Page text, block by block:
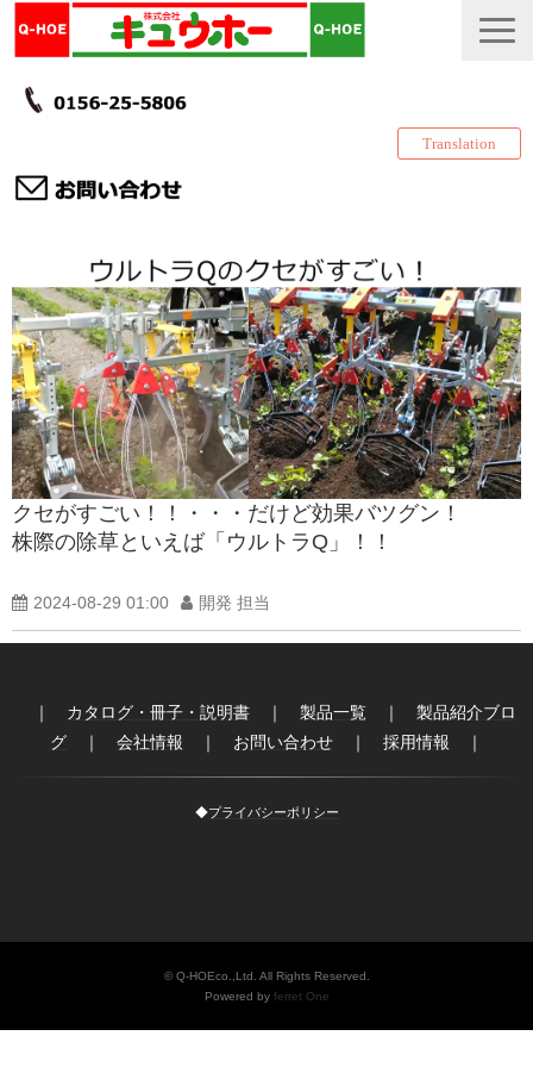
Translation
カタログ・冊子 DL
説明書
製品一覧
会社情報
採用情報
更新履歴
製品紹介ブログ
クセがすごい！！・・・だけど効果バツグン！
株際の除草といえば「ウルトラQ」！！
2024-08-29 01:00 開発 担当
｜ カタログ・冊子・説明書 ｜ 製品一覧 ｜ 製品紹介ブロ
グ ｜ 会社情報 ｜ お問い合わせ ｜ 採用情報 ｜
◆プライバシーポリシー
© Q-HOEco.,Ltd. All Rights Reserved.
Powered by ferret One